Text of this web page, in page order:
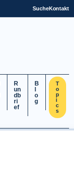
SucheKontakt
R
un
db
ri
ef
B
o
g
T
o
p
i
c
s